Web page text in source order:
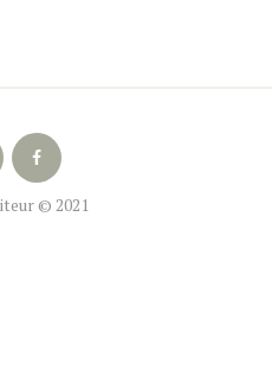
© 2021